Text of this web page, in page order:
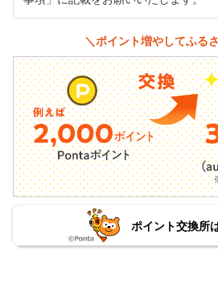
＼ポイント増やしてふる
ポイント交換所